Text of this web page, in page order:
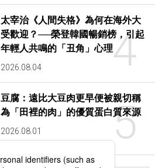
4
太宰治《人間失格》為何在海外大
受歡迎？──榮登韓國暢銷榜，引起
年輕人共鳴的「丑角」心理
2026.08.04
5
豆腐：遠比大豆肉更早便被親切稱
為「田裡的肉」的優質蛋白質來源
2026.08.01